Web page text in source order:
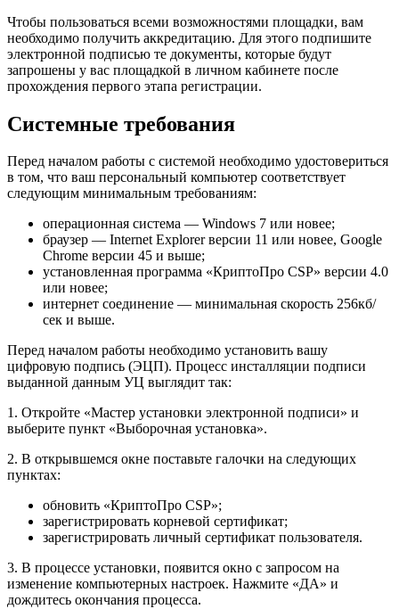
Чтобы пользоваться всеми возможностями площадки, вам
необходимо получить аккредитацию. Для этого подпишите
электронной подписью те документы, которые будут
запрошены у вас площадкой в личном кабинете после
прохождения первого этапа регистрации.
Системные требования
Перед началом работы с системой необходимо удостовериться
в том, что ваш персональный компьютер соответствует
следующим минимальным требованиям:
операционная система — Windows 7 или новее;
браузер — Internet Explorer версии 11 или новее, Google
Chrome версии 45 и выше;
установленная программа «КриптоПро CSP» версии 4.0
или новее;
интернет соединение — минимальная скорость 256кб/
сек и выше.
Перед началом работы необходимо установить вашу
цифровую подпись (ЭЦП). Процесс инсталляции подписи
выданной данным УЦ выглядит так:
1. Откройте «Мастер установки электронной подписи» и
выберите пункт «Выборочная установка».
2. В открывшемся окне поставьте галочки на следующих
пунктах:
обновить «КриптоПро CSP»;
зарегистрировать корневой сертификат;
зарегистрировать личный сертификат пользователя.
3. В процессе установки, появится окно с запросом на
изменение компьютерных настроек. Нажмите «ДА» и
дождитесь окончания процесса.